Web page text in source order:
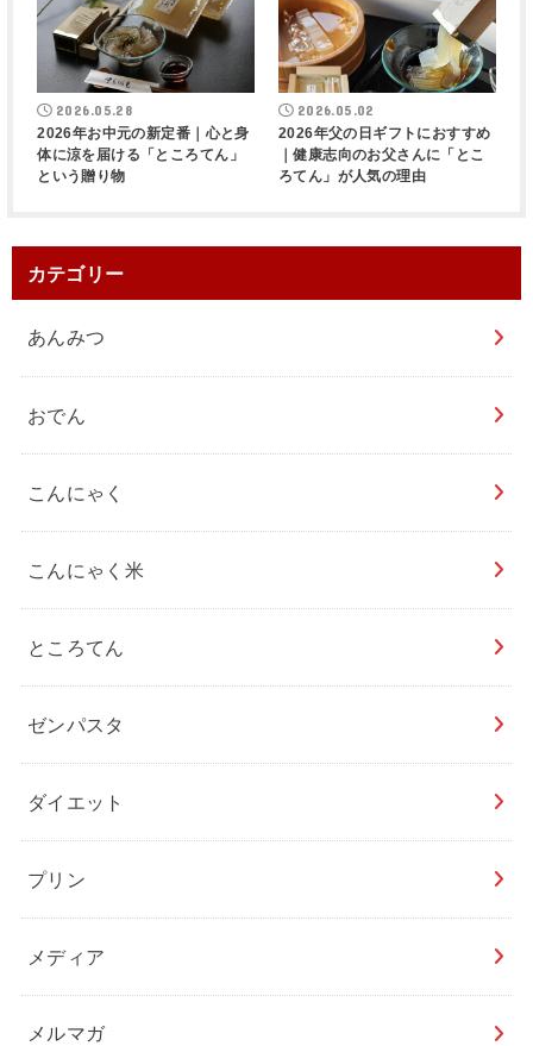
2026.05.28
2026年お中元の新定番｜心と身
体に涼を届ける「ところてん」
という贈り物
2026.05.02
2026年父の日ギフトにおすすめ
｜健康志向のお父さんに「とこ
ろてん」が人気の理由
カテゴリー
あんみつ
おでん
こんにゃく
こんにゃく米
ところてん
ゼンパスタ
ダイエット
プリン
メディア
メルマガ